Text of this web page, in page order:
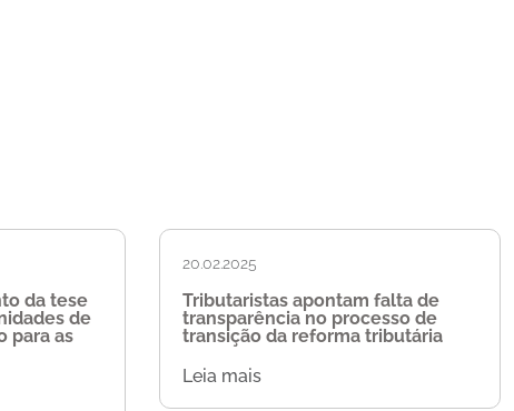
da tese
de
para as
20.02.2025
Tributaristas apontam falta de
transparência no processo de
transição da reforma tributária
Leia mais